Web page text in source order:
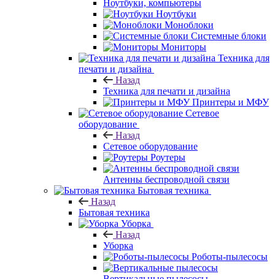
Ноутбуки, компьютеры
Ноутбуки
Моноблоки
Системные блоки
Мониторы
Техника для
печати и дизайна
Назад
Техника для печати и дизайна
Принтеры и МФУ
Сетевое
оборудование
Назад
Сетевое оборудование
Роутеры
Антенны беспроводной связи
Бытовая техника
Назад
Бытовая техника
Уборка
Назад
Уборка
Роботы-пылесосы